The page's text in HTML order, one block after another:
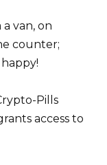
van, on
counter;
Pills
access to